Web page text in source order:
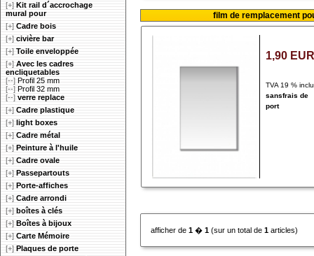
[+] Kit rail d´accrochage
mural pour
[+] Cadre bois
[+] civière bar
[+] Toile enveloppée
[+] Avec les cadres
encliquetables
[--] Profil 25 mm
[--] Profil 32 mm
[--] verre replace
[+] Cadre plastique
[+] light boxes
[+] Cadre métal
[+] Peinture à l'huile
[+] Cadre ovale
[+] Passepartouts
[+] Porte-affiches
[+] Cadre arrondi
[+] boîtes à clés
[+] Boîtes à bijoux
[+] Carte Mémoire
[+] Plaques de porte
film de remplacement
1,90 EUR
TVA 19 %
sansfrais de
port
afficher de 1� 1(sur un total de 1articles)